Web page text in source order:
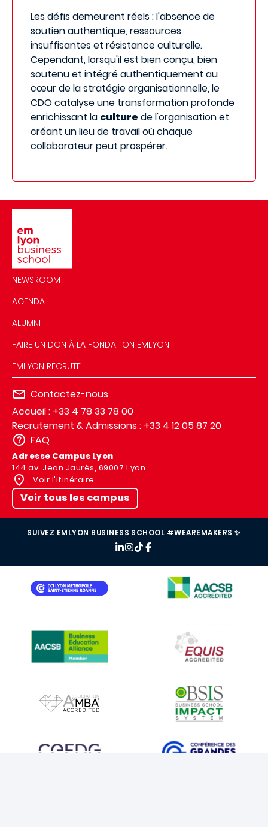
Les défis demeurent réels : l'absence de
soutien authentique, ressources
insuffisantes et résistance culturelle.
Cependant, lorsqu'il est bien conçu, bien
soutenu et intégré authentiquement au
cœur de la stratégie organisationnelle, le
CDO catalyse une transformation profonde
enrichissant la culture de l'organisation et
créant un lieu de travail où chaque
collaborateur peut prospérer.
NEWSROOM
AGENDA
ALUMNI
FAIRE UN DON À LA FONDATION EMLYON
EMLYON RECRUTE
Contactez-nous
Accueil : +33 4 78 33 78 00
Recrutement & Admissions : +33 4 12 05 87 20
FAQ
Adresse Campus Lyon
144 av. Jean Jaurès, 69007 Lyon
Voir l'itinéraire
Voir tous les campus
SUIVEZ EMLYON BUSINESS SCHOOL #WEAREMAKERS ✨
IMAGE
IMAGE
IMAGE
IMAGE